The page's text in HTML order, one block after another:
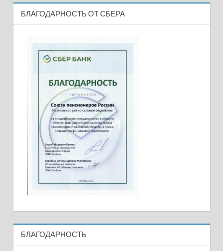
БЛАГОДАРНОСТЬ ОТ СБЕРА
БЛАГОДАРНОСТЬ